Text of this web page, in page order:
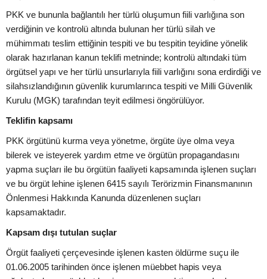
PKK ve bununla bağlantılı her türlü oluşumun fiili varlığına son
verdiğinin ve kontrolü altında bulunan her türlü silah ve
mühimmatı teslim ettiğinin tespiti ve bu tespitin teyidine yönelik
olarak hazırlanan kanun teklifi metninde; kontrolü altındaki tüm
örgütsel yapı ve her türlü unsurlarıyla fiili varlığını sona erdirdiği ve
silahsızlandığının güvenlik kurumlarınca tespiti ve Milli Güvenlik
Kurulu (MGK) tarafından teyit edilmesi öngörülüyor.
Teklifin kapsamı
PKK örgütünü kurma veya yönetme, örgüte üye olma veya
bilerek ve isteyerek yardım etme ve örgütün propagandasını
yapma suçları ile bu örgütün faaliyeti kapsamında işlenen suçları
ve bu örgüt lehine işlenen 6415 sayılı Terörizmin Finansmanının
Önlenmesi Hakkında Kanunda düzenlenen suçları
kapsamaktadır.
Kapsam dışı tutulan suçlar
Örgüt faaliyeti çerçevesinde işlenen kasten öldürme suçu ile
01.06.2005 tarihinden önce işlenen müebbet hapis veya